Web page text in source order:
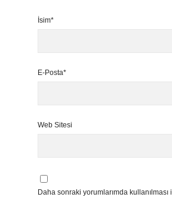
İsim*
E-Posta*
Web Sitesi
Daha sonraki yorumlarımda kullanılması